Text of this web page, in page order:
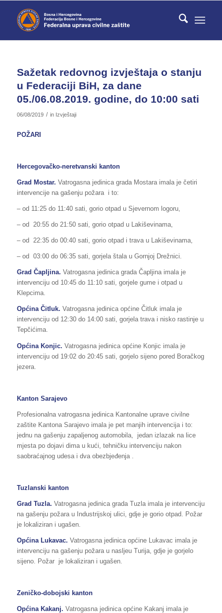
Sažetak redovnog izvještaja o stanju
u Federaciji BiH, za dane
05./06.08.2019. godine, do 10:00 sati
06/08/2019 / in Izvještaji
POŽARI
Hercegovačko-neretvanski kanton
Grad Mostar. Vatrogasna jedinica grada Mostara imala je četiri
intervencije na gašenju požara i to:
– od 11:25 do 11:40 sati, gorio otpad u Sjevernom logoru,
– od 20:55 do 21:50 sati, gorio otpad u Lakiševinama,
– od 22:35 do 00:40 sati, gorio otpad i trava u Lakiševinama,
– od 03:00 do 06:35 sati, gorjela štala u Gornjoj Drežnici.
Grad Čapljina. Vatrogasna jedinica grada Čapljina imala je
intervenciju od 10:45 do 11:10 sati, gorjele gume i otpad u
Klepcima.
Općina Čitluk. Vatrogasna jedinica općine Čitluk imala je
intervenciju od 12:30 do 14:00 sati, gorjela trava i nisko rastinje u
Tepčićima.
Općina Konjic. Vatrogasna jedinica općine Konjic imala je
intervenciju od 19:02 do 20:45 sati, gorjelo sijeno pored Boračkog
jezera.
Kanton Sarajevo
Profesionalna vatrogasna jedinica Kantonalne uprave civilne
zaštite Kantona Sarajevo imala je pet manjih intervencija i to:
jednu na gašenju zapaljenog automobila, jedan izlazak na lice
mjesta po dojavi dima u kući, tehničku intervenciju nakon
saobraćajnog udesa i dva obezbjeđenja .
Tuzlanski kanton
Grad Tuzla. Vatrogasna jedinica grada Tuzla imala je intervenciju
na gašenju požara u Industrijskoj ulici, gdje je gorio otpad. Požar
je lokaliziran i ugašen.
Općina Lukavac. Vatrogasna jedinica općine Lukavac imala je
intervenciju na gašenju požara u nasljeu Turija, gdje je gorjelo
sijeno. Požar je lokaliziran i ugašen.
Zeničko-dobojski kanton
Općina Kakanj. Vatrogasna jedinica općine Kakanj imala je